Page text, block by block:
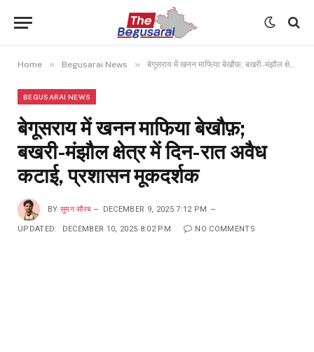
Home » Begusarai News » बेगूसराय में खनन माफिया बेखौफ़; बखरी-मंझौल क्षेत्र में दिन-रात अवैध कटाई, प्रशासन मूकदर्शक
BEGUSARAI NEWS
बेगूसराय में खनन माफिया बेखौफ़;
बखरी-मंझौल क्षेत्र में दिन-रात अवैध
कटाई, प्रशासन मूकदर्शक
BY सुमन सौरब DECEMBER 9, 2025 7:12 PM
UPDATED: DECEMBER 10, 2025 8:02 PM NO COMMENTS